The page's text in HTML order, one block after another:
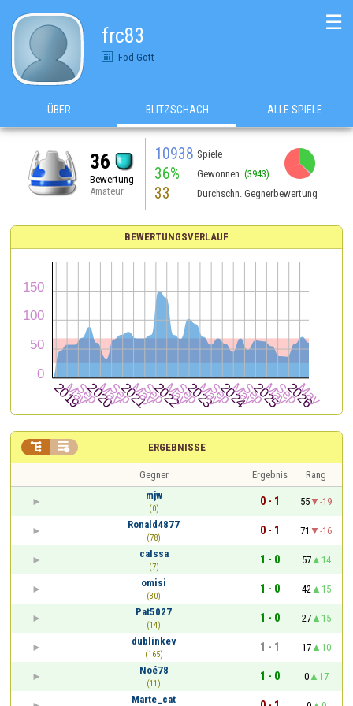
frc83
Fod-Gott
☰
ÜBER BLITZSCHACH ALLE SPIELE
36
Bewertung
Amateur
10938 Spiele
36% Gewonnen (3943)
33 Durchschn. Gegnerbewertung
BEWERTUNGSVERLAUF
ERGEBNISSE
 
Gegner Ergebnis
Rang
mjw
(0)
0 - 1 55
-19
Ronald4877
(78)
0 - 1 71
-16
caIssa
(7)
1 - 0 57
14
omisi
(30)
1 - 0 42
15
Pat5027
(14)
1 - 0 27
15
dublinkev
(165)
1 - 1 17
10
Noé78
(11)
1 - 0 0
17
Marte_cat